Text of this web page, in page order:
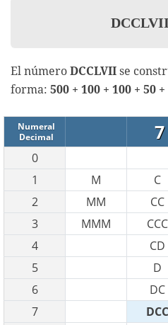
DCCLVII
El número DCCLVII se
forma: 500 + 100 + 100 + 50 +
Numeral
Decimal
7
0
1
M C
2
MM CC
3
MMM CCC
4
CD
5
D
6
DC
7
DCC